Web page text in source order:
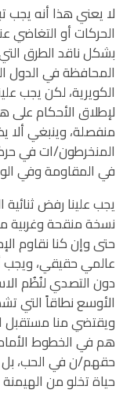
لا يعني هذا أنه يجب
الحركات أو
بشكل ناقد الطرق
المحافظة في الدول
الكويرية، لكن يجب
لإطلاق الأحكام
منفصلة، وينبغي ألا
المنخرطون/ات في
في المقاومة وفي
يجب علينا رفض ثنائية
نسخة منقحة وغربية
حتى وإن كنا نقاوم
عالمي حقيقي، ويجب
دون التصدي لنُظُم
الأوسع نطاقاً التي
ويقتضي منا مستقبل
هم في الخطوط
حقهم/ن في الحب، بل
حياة تخلو من